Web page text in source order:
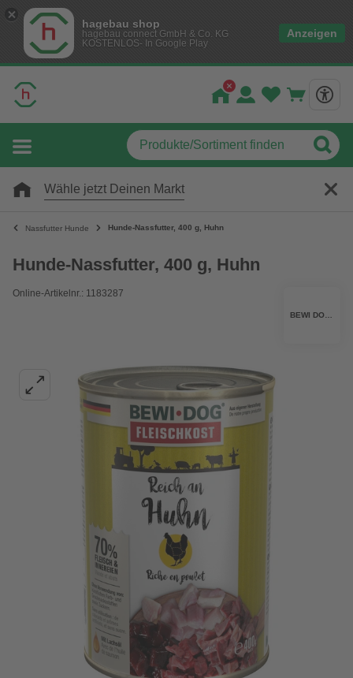
hagebau shop
hagebau connect GmbH & Co. KG
KOSTENLOS- In Google Play
Anzeigen
Wähle jetzt Deinen Markt
Nassfutter Hunde Hunde-Nassfutter, 400 g, Huhn
Hunde-Nassfutter, 400 g, Huhn
Online-Artikelnr.: 1183287